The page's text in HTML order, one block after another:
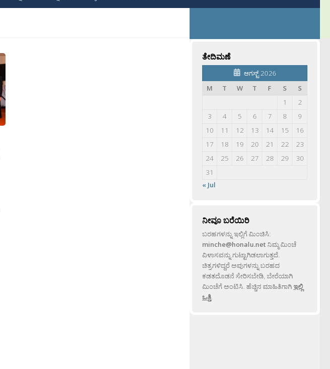
ತೇದಿಮಣೆ
ಆಗಸ್ಟ್ 2026
M
T W T F S
S
1
2
3
4 5 6 7 8
9
10
11 12 13 14 15
16
17
18 19 20 21 22
23
24
25 26 27 28 29
30
31
« Jul
ನೀವೂ ಬರೆಯಿರಿ
ಬರಹಗಳನ್ನು ಇಲ್ಲಿಗೆ ಮಿಂಚಿಸಿ:
minche@honalu.netನಿಮ್ಮ ಮಿಂಚೆ
ವಿಳಾಸವನ್ನು ಗುಟ್ಟಾಗಿಡಲಾಗುತ್ತದೆ.
ಚಿತ್ರಗಳಿದ್ದರೆ ಅವುಗಳನ್ನು ಬರಹದ
ಕಡತದೊಡನೆ ಸೇರಿಸಬೇಡಿ, ಬೇರೆಯಾಗಿ
ಮಿಂಚೆಗೆ ಅಂಟಿಸಿ. ಹೆಚ್ಚಿನ ಮಾಹಿತಿಗಾಗಿಇಲ್ಲಿ
ಒತ್ತಿ.